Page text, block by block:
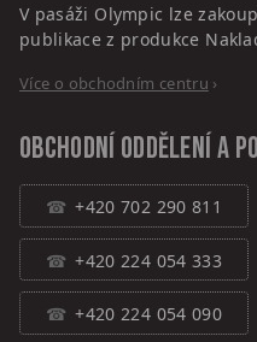
V pasáži Olympic lze
publikace z produkce
Více o obchodním centru ›
Obchodní oddělení a
+420 702 290 811
+420 224 054 333
+420 224 054 090